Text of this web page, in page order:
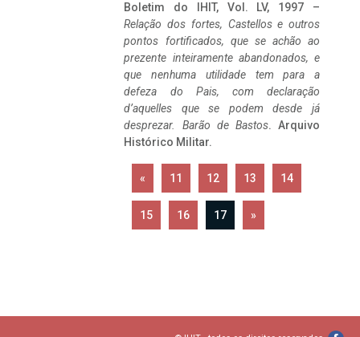
Boletim do IHIT, Vol. LV, 1997 –
Relação dos fortes, Castellos e outros
pontos fortificados, que se achão ao
prezente inteiramente abandonados, e
que nenhuma utilidade tem para a
defeza do Pais, com declaração
d’aquelles que se podem desde já
desprezar. Barão de Bastos. Arquivo
Histórico Militar.
« 11 12 13 14
15 16 17 »